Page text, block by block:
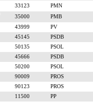
33123
PMN
35000
PMB
43999
PV
45145
PSDB
50135
PSOL
45666
PSDB
50200
PSOL
90009
PROS
90123
PROS
11500
PP